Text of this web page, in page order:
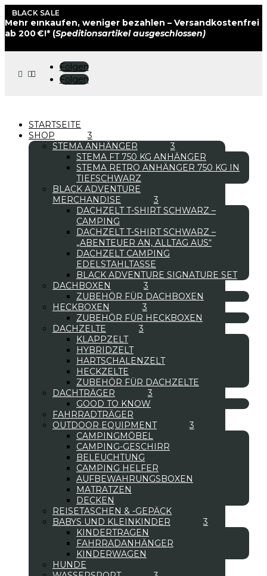
Mehr einkaufen, weniger bezahlen – Versandkostenfrei
ab 200 €!* (Speditionsartikel ausgeschlossen)
 
Folgen
Folgen
STARTSEITE
SHOP
STEMA ANHÄNGER
STEMA FT 750 KG ANHÄNGER
STEMA RETRO ANHÄNGER 750 KG IN
TIEFSCHWARZ
BLACK ADVENTURE
MERCHANDISE
DACHZELT T-SHIRT SCHWARZ –
CAMPING
DACHZELT T-SHIRT SCHWARZ –
„ABENTEUER AN, ALLTAG AUS“
DACHZELT CAMPING
EDELSTAHLTASSE
BLACK ADVENTURE SIGNATURE SET
DACHBOXEN
ZUBEHÖR FÜR DACHBOXEN
HECKBOXEN
ZUBEHÖR FÜR HECKBOXEN
DACHZELTE
KLAPPZELT
HYBRIDZELT
HARTSCHALENZELT
HECKZELTE
ZUBEHÖR FÜR DACHZELTE
DACHTRÄGER
GOOD TO KNOW
FAHRRADTRÄGER
OUTDOOR EQUIPMENT
CAMPINGMÖBEL
CAMPING-GESCHIRR
BELEUCHTUNG
CAMPING HELFER
AUFBEWAHRUNGSBOXEN
MATRATZEN
DECKEN
REISETASCHEN & -GEPÄCK
BABYS UND KLEINKINDER
KINDERTRAGEN
FAHRRADANHÄNGER
KINDERWAGEN
HUNDE
BLACK SALE